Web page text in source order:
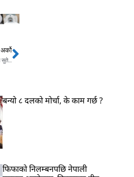
अर्को
दामनको रिसोर्टमा सुतेका एक भारतीय नागरिकको मृत्यु, सातजना बेहोसNext
बन्यो ८ दलको मोर्चा, के काम गर्छ ?
फिफाको निलम्बनपछि नेपाली